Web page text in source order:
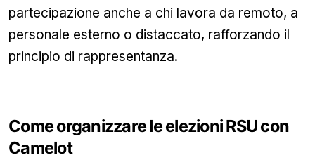
partecipazione anche a chi lavora da remoto, a
personale esterno o distaccato, rafforzando il
principio di rappresentanza.
Come organizzare le elezioni RSU con
Camelot